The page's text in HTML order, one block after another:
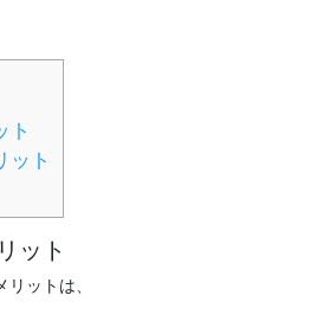
ト
ット
ット
リットは、